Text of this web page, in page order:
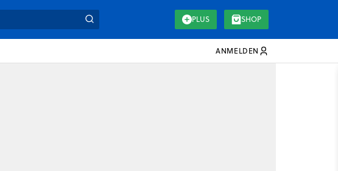
PLUS SHOP
ANMELDEN